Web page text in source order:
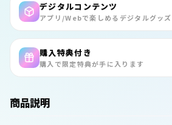
デジタルコンテンツ
アプリ/Webで楽しめるデジタルグッズ
購入特典付き
購入で限定特典が手に入ります
商品説明